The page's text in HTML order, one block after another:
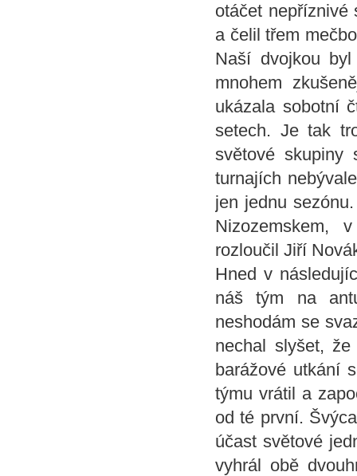
otáčet nepříznivé
a čelil třem
Naší dvojkou
mnohem
ukázala sobotní
setech. Je tak
světové skupiny
turnajích
jen jednu
Nizozemskem,
rozloučil Jiří
Hned v
náš tým na
neshodám se
nechal slyšet,
barážové utkání
týmu vrátil a
od té první.
účast světové
vyhrál obě